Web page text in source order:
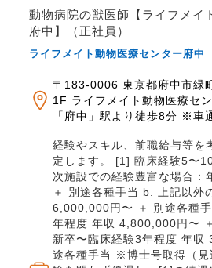
丁寧な応対と診療を心がけ、ご来
にご満足いただく獣医療の提供と
動物病院の獣医師【ライフメイ
府中】（正社員）
ライフメイト動物医療センター府中
〒183-0006 東京都府中市緑
1F ライフメイト動物医療セ
「府中」駅より徒歩8分 ※車
経験やスキル、前職給与等を
定します。 [1] 臨床経験5〜
次施設での経験豊富な場合
＋ 別途各種手当 b. 上記以外
6,000,000円〜 ＋ 別途各種
年程度 年収 4,800,000円〜
新卒〜臨床経験3年程度 年収
途各種手当 ※博士号取得（見